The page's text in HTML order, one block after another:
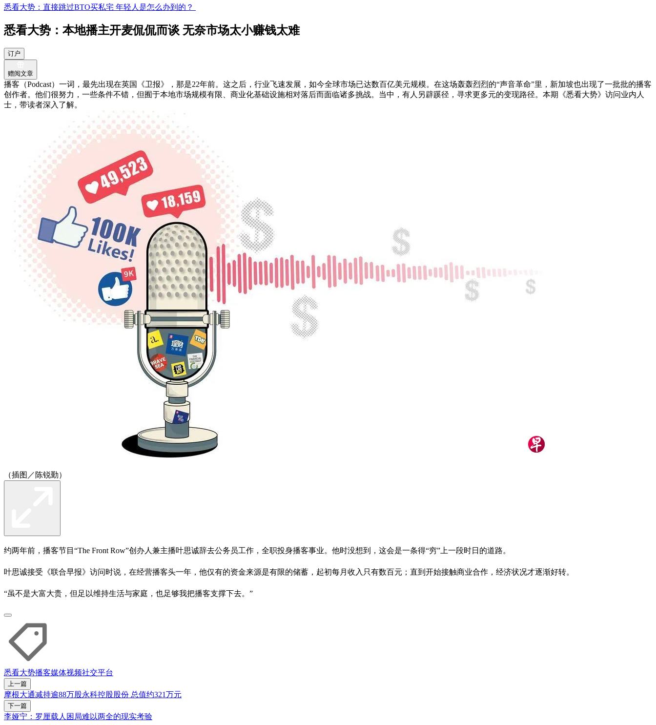
悉看大势：直接跳过BTO​​买私宅 年轻人是怎么办到​的？​
悉看大势：本地播主开麦侃侃而谈 无奈市场太小赚钱太难
订户
赠阅文章
播客（Podcast）一词，最先出现在英国《卫报》，那是22年前。这之后，行业飞速发展，如今全球市场已达数百亿美元规模。在这场轰轰烈烈的“声音革命”里，新加坡也出现了一批批的播客
创作者。他们很努力，一些条件不错，但囿于本地市场规模有限、商业化基础设施相对落后而面临诸多挑战。当中，有人另辟蹊径，寻求更多元的变现路径。本期《悉看大势》访问业内人
士，带读者深入了解。
（插图／陈锐勤）
约两年前，播客节目“The Front Row”创办人兼主播叶思诚辞去公务员工作，全职投身播客事业。他时没想到，这会是一条得“穷”上一段时日的道路。
叶思诚接受《联合早报》访问时说，在经营播客头一年，他仅有的资金来源是有限的储蓄，起初每月收入只有数百元；直到开始接触商业合作，经济状况才逐渐好转。
“虽不是大富大贵，但足以维持生活与家庭，也足够我把播客支撑下去。”
悉看大势播客媒体视频社交平台
上一篇
摩根大通减持逾88万股永科控股股份 总值约321万元
下一篇
李娅宁：罗厘载人困局难以两全的现实考验